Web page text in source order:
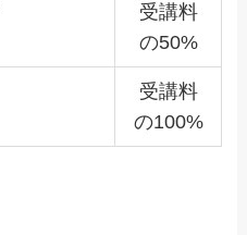
受講料
の50%
受講料
の100%